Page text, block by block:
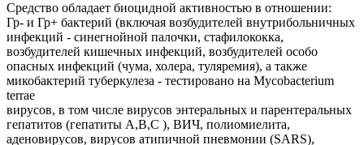
Средство обладает биоцидной активностью в отношении:
Гр- и Гр+ бактерий (включая возбудителей внутрибольничных
инфекций - синегнойной палочки, стафилококка,
возбудителей кишечных инфекций, возбудителей особо
опасных инфекций (чума, холера, туляремия), а также
микобактерий туберкулеза - тестировано на Mycobacterium
terrae
вирусов, в том числе вирусов энтеральных и парентеральных
гепатитов (гепатиты А,В,С ), ВИЧ, полиомиелита,
аденовирусов, вирусов атипичной пневмонии (SARS),